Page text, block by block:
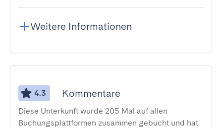
Weitere Informationen
4.3 Kommentare
Diese Unterkunft wurde 205 Mal auf allen
Buchungsplattformen zusammen gebucht und hat